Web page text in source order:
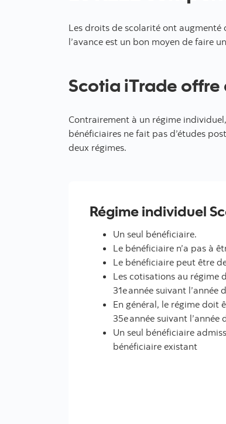
Les droits de scolarité ont augmenté
l’avance est un bon moyen de faire
Scotia iTrade
Contrairement à un régime
bénéficiaires ne fait pas d’études
deux régimes.
Régime individuel
Un seul bénéficiaire.
Le bénéficiaire n’a pas à
Le bénéficiaire peut être
Les cotisations au régime
31e année suivant l’année
En général, le régime doit
35e année suivant l’année
Un seul bénéficiaire
bénéficiaire existant